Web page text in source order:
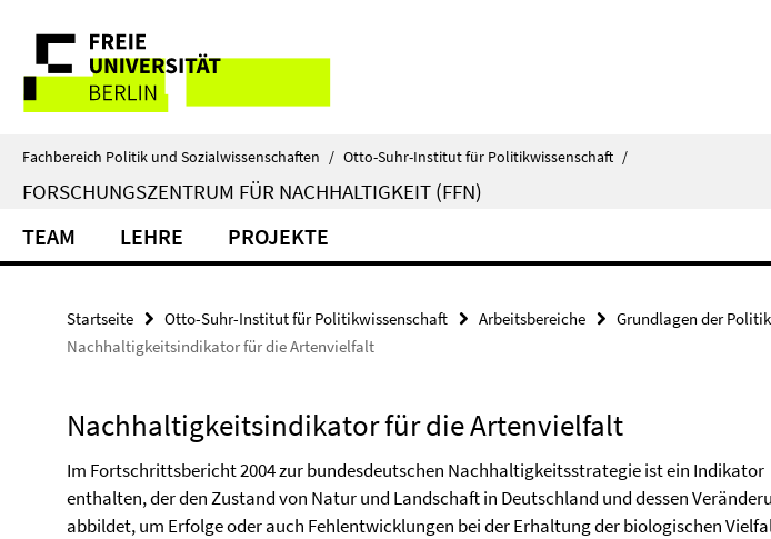
direkt
Inhalt
Service-
Navigation
Fachbereich Politik und Sozialwissenschaften / Otto-Suhr-Institut für Politikwissenschaft /
FORSCHUNGSZENTRUM FÜR NACHHALTIGKEIT (FFN)
TEAM LEHRE PROJEKTE
Startseite Otto-Suhr-Institut für Politikwissenschaft Arbeitsbereiche Grundlagen der Politik
Nachhaltigkeitsindikator für die Artenvielfalt
Nachhaltigkeitsindikator für die Artenvielfalt
Im Fortschrittsbericht 2004 zur bundesdeutschen Nachhaltigkeitsstrategie ist ein Indikator
enthalten, der den Zustand von Natur und Landschaft in Deutschland und dessen
abbildet, um Erfolge oder auch Fehlentwicklungen bei der Erhaltung der biologi­schen